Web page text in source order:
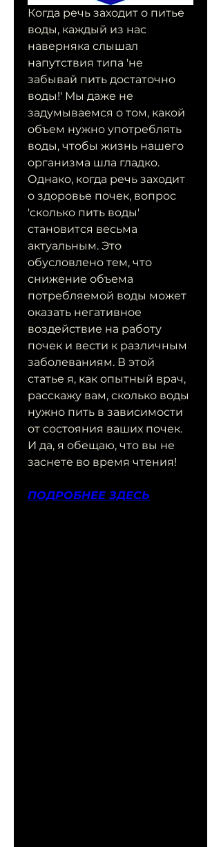
Когда речь заходит о питье
воды, каждый из нас
наверняка слышал
напутствия типа 'не
забывай пить достаточно
воды!' Мы даже не
задумываемся о том, какой
объем нужно употреблять
воды, чтобы жизнь нашего
организма шла гладко.
Однако, когда речь заходит
о здоровье почек, вопрос
'сколько пить воды'
становится весьма
актуальным. Это
обусловлено тем, что
снижение объема
потребляемой воды может
оказать негативное
воздействие на работу
почек и вести к различным
заболеваниям. В этой
статье я, как опытный врач,
расскажу вам, сколько воды
нужно пить в зависимости
от состояния ваших почек.
И да, я обещаю, что вы не
заснете во время чтения!
ПОДРОБНЕЕ ЗДЕСЬ